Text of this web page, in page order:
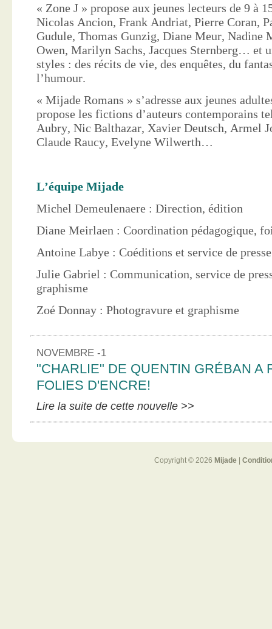
« Zone J » propose aux jeunes lecteurs de 9 à
Nicolas Ancion, Frank Andriat, Pierre Coran,
Gudule, Thomas Gunzig, Diane Meur, Nadine
Owen, Marilyn Sachs, Jacques Sternberg… et
styles : des récits de vie, des enquêtes, du
l’humour.
« Mijade Romans » s’adresse aux jeunes
propose les fictions d’auteurs contemporains
Aubry, Nic Balthazar, Xavier Deutsch, Armel
Claude Raucy, Evelyne Wilwerth…
L’équipe Mijade
Michel Demeulenaere : Direction, édition
Diane Meirlaen : Coordination pédagogique,
Antoine Labye : Coéditions et service de
Julie Gabriel : Communication, service de
graphisme
Zoé Donnay : Photogravure et graphisme
NOVEMBRE -1
"CHARLIE" DE QUENTIN GRÉBAN A
FOLIES D'ENCRE!
Lire la suite de cette nouvelle >>
Copyright © 2026 Mijade|